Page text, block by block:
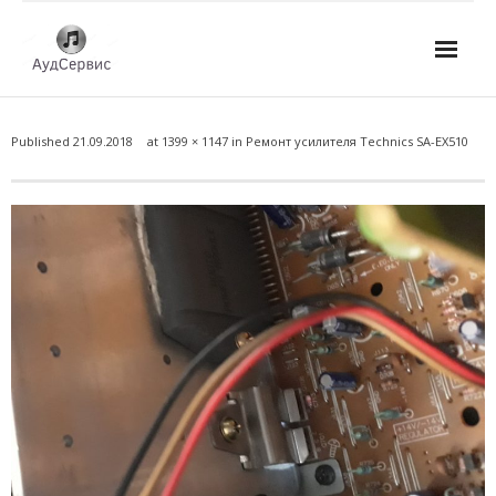
- Ремонт усилителей и AV-ресиверов
- Ремонт микшерных пультов и консолей
- Ремонт активной акустики
- Ремонт домашних кинотеатров
- Ремонт музыкальных центров
- Ремонт аудио для клубов, ресторанов, школ
- Изготовление усилителей
Published 21.09.2018 at 1399 × 1147 in Ремонт усилителя Technics SA-EX510